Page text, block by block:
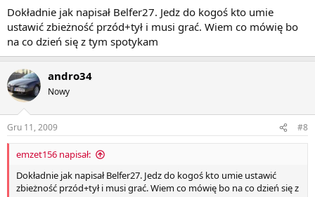
zaufanego do tego tematu.
Dokładnie jak napisał Belfer27. Jedz do kogoś kto umie
ustawić zbieżność przód+tył i musi grać. Wiem co mówię bo
na co dzień się z tym spotykam
andro34
Nowy
Gru 11, 2009 #8
emzet156 napisał:
Dokładnie jak napisał Belfer27. Jedz do kogoś kto umie ustawić
zbieżność przód+tył i musi grać. Wiem co mówię bo na co dzień się z